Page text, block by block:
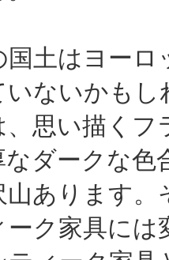
国土はヨー
いないかも
、思い描く
ダークな色
山あります
ーク家具に